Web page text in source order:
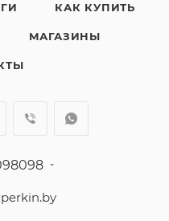
КАК КУПИТЬ
МАГАЗИНЫ